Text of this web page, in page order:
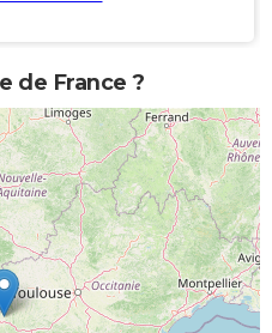
de France ?